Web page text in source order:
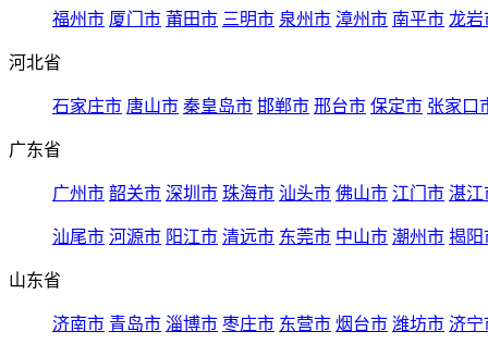
福州市 厦门市 莆田市 三明市 泉州市 漳州市 南平市 龙岩
河北省
石家庄市 唐山市 秦皇岛市 邯郸市 邢台市 保定市 张家口
广东省
广州市 韶关市 深圳市 珠海市 汕头市 佛山市 江门市 湛江
汕尾市 河源市 阳江市 清远市 东莞市 中山市 潮州市 揭阳
山东省
济南市 青岛市 淄博市 枣庄市 东营市 烟台市 潍坊市 济宁